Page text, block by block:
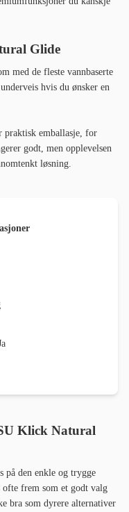
Glide
med de fleste vannbaserte
hvis du ønsker en
praktisk emballasje, for
godt, men opplevelsen
løsning.
Klick Natural
på den enkle og trygge
ofte frem som et godt valg
bra som dyrere alternativer